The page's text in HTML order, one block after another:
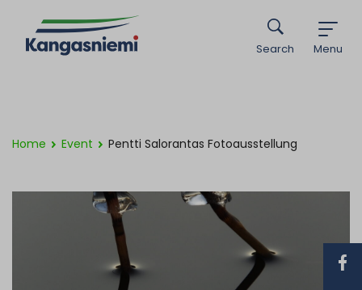
Menu
Search
Home Event Pentti Salorantas Fotoausstellung